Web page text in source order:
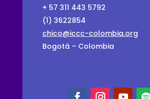
+ 57 311 443 5792
(1) 3622854
chico@iccc-colombia.org
Bogotá – Colombia